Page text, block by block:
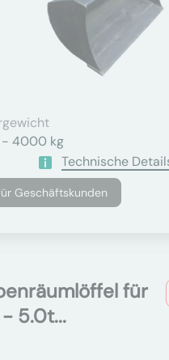
4000 kg
Technische
Geschäftskunden
für
5.0t...